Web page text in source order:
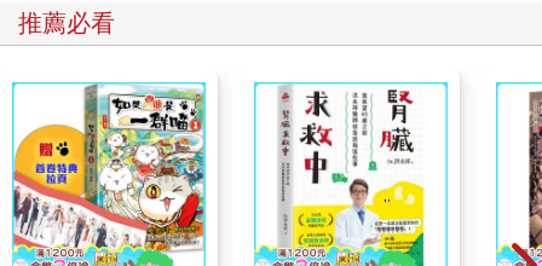
免也會使我們產生混亂，陷入不知道該怎麼選擇的情況。
因此我將以咖啡與水的感官特性研究結果為基礎，將一些提前知
知識、水在飲料及料理界被視為重要關鍵的原因，以及選擇各類
水時，首要考量的因素等內容，盡可能客觀地以一般大眾能理解
的方式來做說明。
首先要談到的是「咖啡中水的影響力」。我想讓大家知道，就目
前水及咖啡的市場，還有在萃取方面，水已經不再只是多個要因
中的一分子，而是一項足以改變咖啡風味的獨立變數。我將從親
自進行的咖啡與水相關研究結果，來讓大家了解礦物質中的陽離
推薦必看